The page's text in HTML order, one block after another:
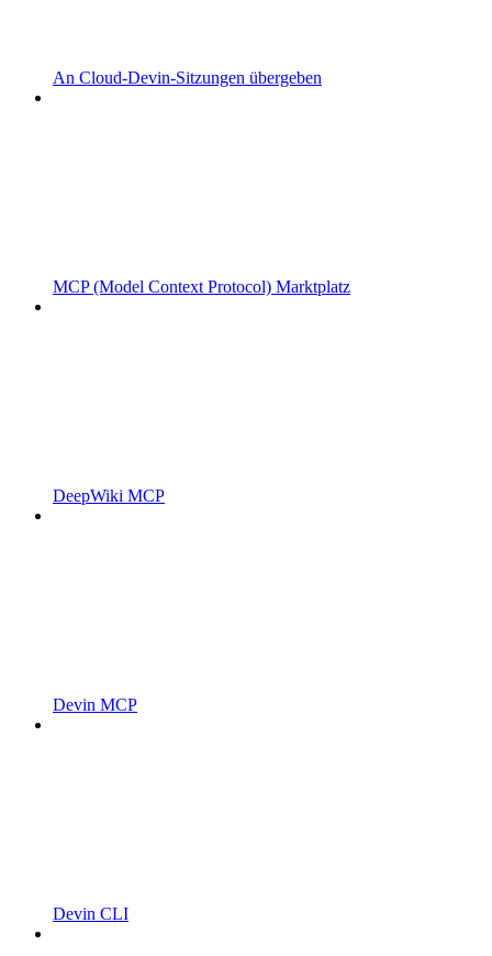
An Cloud-Devin-Sitzungen übergeben
MCP (Model Context Protocol) Marktplatz
DeepWiki MCP
Devin MCP
Devin CLI